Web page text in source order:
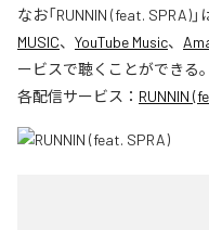
なお「RUNNIN (feat. SPRA)」
MUSIC、 YouTube Music、
ービスで聴くことができる。
各配信サービス： RUNNIN